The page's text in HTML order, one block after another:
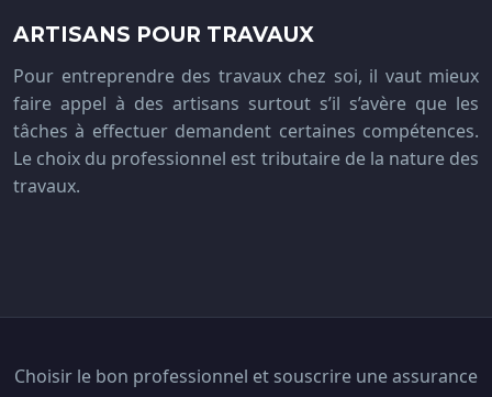
ARTISANS POUR TRAVAUX
Pour entreprendre des travaux chez soi, il vaut mieux
faire appel à des artisans surtout s’il s’avère que les
tâches à effectuer demandent certaines compétences.
Le choix du professionnel est tributaire de la nature des
travaux.
Choisir le bon professionnel et souscrire une assurance